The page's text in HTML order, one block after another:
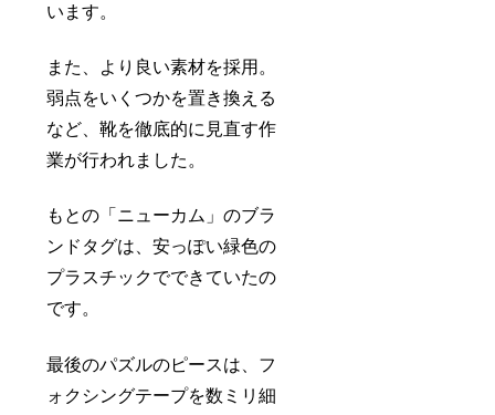
います。
また、より良い素材を採用。
弱点をいくつかを置き換える
など、靴を徹底的に見直す作
業が行われました。
もとの「ニューカム」のブラ
ンドタグは、安っぽい緑色の
プラスチックでできていたの
です。
最後のパズルのピースは、フ
ォクシングテープを数ミリ細